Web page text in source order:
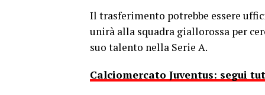
Il trasferimento potrebbe essere
unirà alla squadra giallorossa per
suo talento nella Serie A.
Calciomercato Juventus: segui